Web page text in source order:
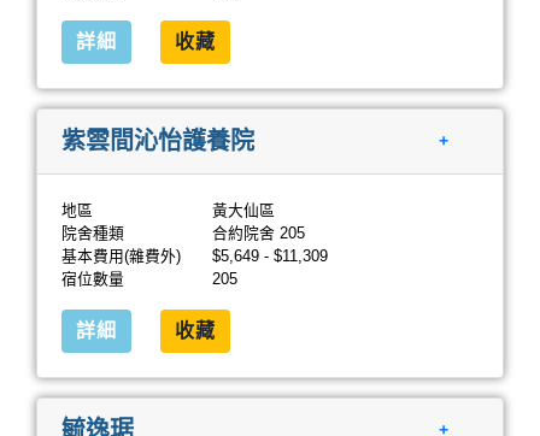
詳細 收藏
紫雲間沁怡護養院 +
地區
黃大仙區
院舍種類
合約院舍 205
基本費用(雜費外)
$5,649 - $11,309
宿位數量
205
詳細 收藏
毓逸琚 +